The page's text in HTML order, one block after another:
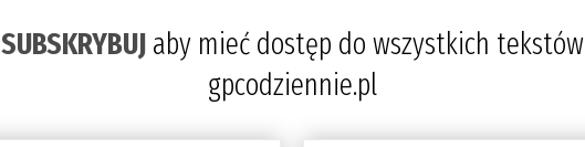
SUBSKRYBUJaby mieć dostęp do wszystkich tekstów
gpcodziennie.pl